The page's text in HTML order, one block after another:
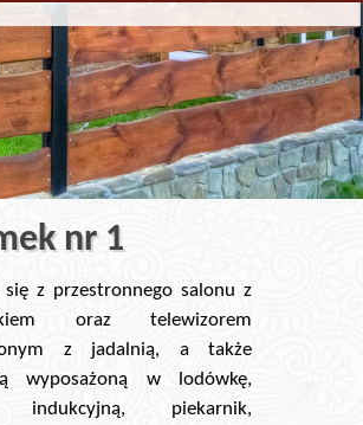
nr 1
się z przestronnego salonu z
oraz telewizorem
z jadalnią, a także
wyposażoną w lodówkę,
indukcyjną, piekarnik,